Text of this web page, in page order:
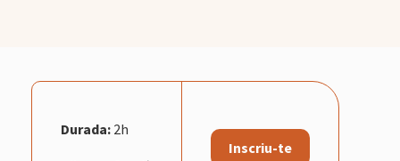
Durada: 2h
Inscriu-te